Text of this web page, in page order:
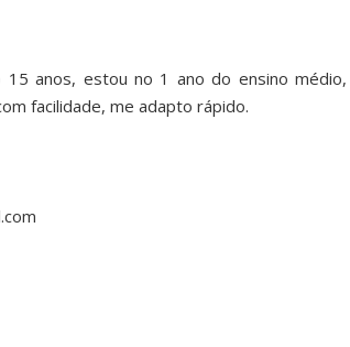
anos, estou no 1 ano do ensino
facilidade, me adapto rápido.